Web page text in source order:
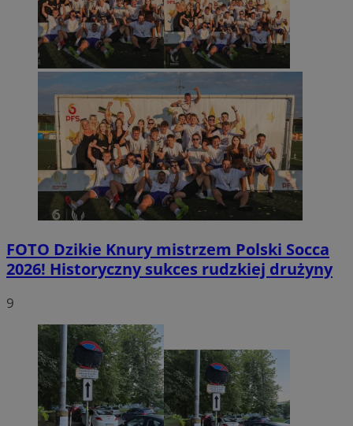
FOTO Dzikie Knury mistrzem Polski Socca
2026! Historyczny sukces rudzkiej drużyny
9